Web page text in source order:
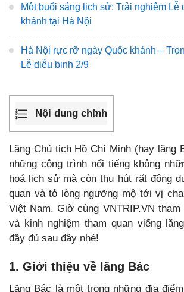
Một buổi sáng lịch sử: Trải nghiệm Lễ
khánh tại Hà Nội
Hà Nội rực rỡ ngày Quốc khánh –
Lễ diễu binh 2/9
Nội dung chính
Lăng Chủ tịch Hồ Chí Minh (hay lăng
những công trình nổi tiếng không
hoá lịch sử mà còn thu hút rất đông
quan và tỏ lòng ngưỡng mộ tới vị
Việt Nam. Giờ cùng VNTRIP.VN
và kinh nghiệm tham quan viếng
đầy đủ sau đây nhé!
1. Giới thiệu về lăng Bác
Lăng Bác là một trong những địa